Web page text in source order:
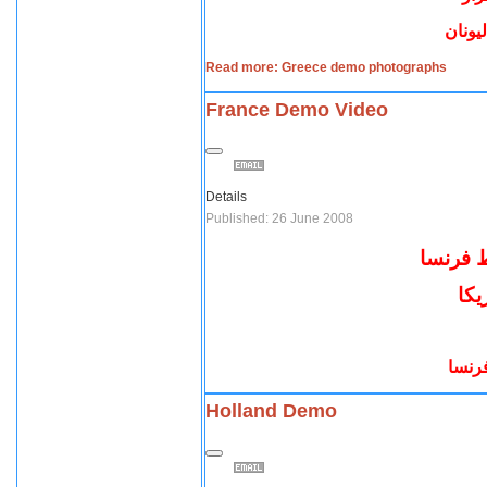
Read more: Greece demo photographs
France Demo Video
Details
Published: 26 June 2008
فرنسا
Holland Demo